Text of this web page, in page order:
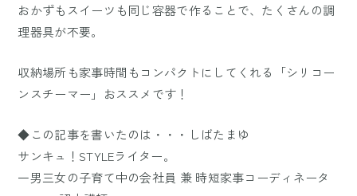
おかずもスイーツも同じ容器で作ることで、たくさんの調
理器具が不要。
収納場所も家事時間もコンパクトにしてくれる「シリコー
ンスチーマー」おススメです！
◆この記事を書いたのは・・・しばたまゆ
サンキュ！STYLEライター。
一男三女の子育て中の会社員 兼 時短家事コーディネータ